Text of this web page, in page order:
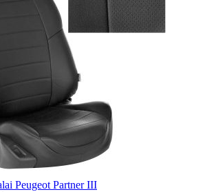
Peugeot Partner III